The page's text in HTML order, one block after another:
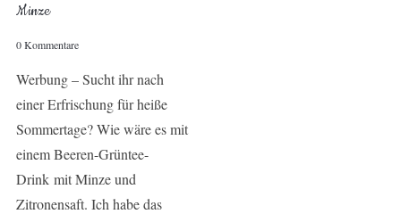
Minze
0 Kommentare
Werbung – Sucht ihr nach
einer Erfrischung für heiße
Sommertage? Wie wäre es mit
einem Beeren-Grüntee-
Drink mit Minze und
Zitronensaft. Ich habe das